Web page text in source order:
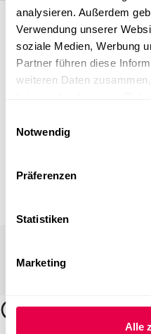
analysieren. Außerdem
Verwendung unserer
soziale Medien, Werbung
Partner führen diese
weiteren Daten
Notwendig
Präferenzen
Statistiken
Marketing
Alle